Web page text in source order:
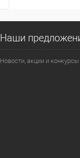
Наши
Новости, акции и конкурсы